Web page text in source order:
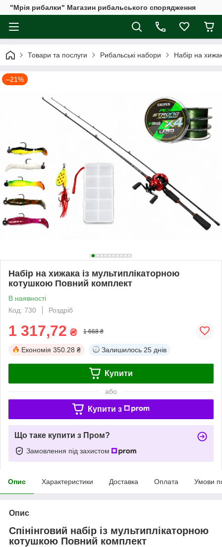
"Мрія рибалки" Магазин рибальського спорядження
Товари та послуги Рибальські набори Набір на
–21%
Набір на хижака із мультиплікаторною
котушкою Повний комплект
В наявності
Код: 730
Роздріб
1 317,72 ₴ 1 668 ₴
Економія 350.28 ₴ Залишилось 25 днів
Купити
або
Купити з
Що таке купити з Пром?
Замовлення під захистом
Опис Характеристики Доставка Оплата Умови
Опис
Спінінговий набір із мультиплікаторною
котушкою Повний комплект